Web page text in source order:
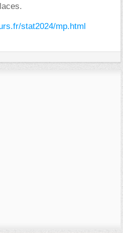
stat2024/mp.html